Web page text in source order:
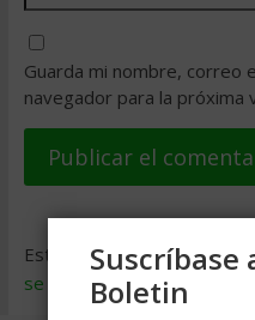
Guarda mi nombre, correo
navegador para la próxima
Este sitio usa Akismet para
se procesan los datos de
Suscríbase
Boletin